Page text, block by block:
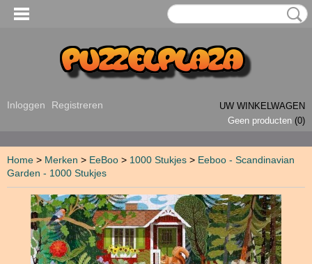
Inloggen Registreren
UW WINKELWAGEN
Geen producten (0)
Home > Merken > EeBoo > 1000 Stukjes > Eeboo - Scandinavian
Garden - 1000 Stukjes